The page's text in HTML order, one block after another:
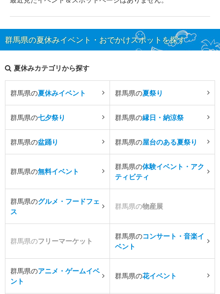
群馬県の夏休みイベント・おでかけスポットを探す
夏休みカテゴリから探す
群馬県の夏休みイベント 群馬県の夏祭り
群馬県の七夕祭り 群馬県の縁日・納涼祭
群馬県の盆踊り 群馬県の屋台のある夏祭り
群馬県の無料イベント
群馬県の体験イベント・アク
ティビティ
群馬県のグルメ・フードフェ
ス
群馬県の物産展
群馬県のフリーマーケット
群馬県のコンサート・音楽イ
ベント
群馬県のアニメ・ゲームイベ
ント
群馬県の花イベント